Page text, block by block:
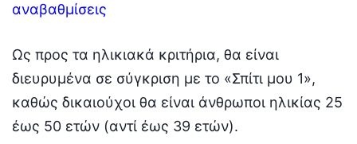
αναβαθμίσεις
Ως προς τα ηλικιακά κριτήρια, θα είναι
διευρυμένα σε σύγκριση με το «Σπίτι μου 1»,
καθώς δικαιούχοι θα είναι άνθρωποι ηλικίας 25
έως 50 ετών (αντί έως 39 ετών).